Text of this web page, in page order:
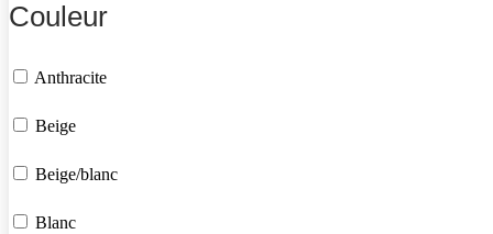
Couleur
Anthracite
Beige
Beige/blanc
Blanc